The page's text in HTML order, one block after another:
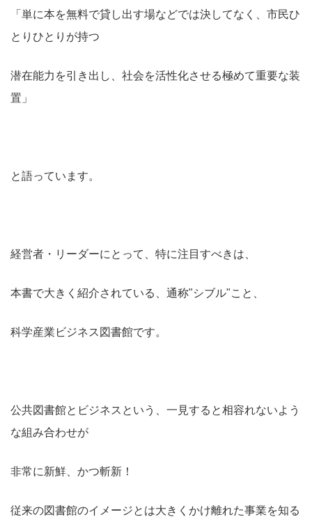
「単に本を無料で貸し出す場などでは決してなく、市民ひ
とりひとりが持つ
潜在能力を引き出し、社会を活性化させる極めて重要な装
置」
と語っています。
経営者・リーダーにとって、特に注目すべきは、
本書で大きく紹介されている、通称"シブル"こと、
科学産業ビジネス図書館です。
公共図書館とビジネスという、一見すると相容れないよう
な組み合わせが
非常に新鮮、かつ斬新！
従来の図書館のイメージとは大きくかけ離れた事業を知る